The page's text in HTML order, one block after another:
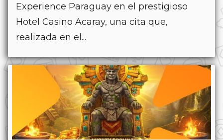
Experience Paraguay en el prestigioso
Hotel Casino Acaray, una cita que,
realizada en el...